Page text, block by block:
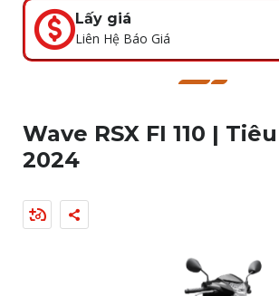
Lấy giá
Liên Hệ Báo Giá
Wave RSX FI 110 |
2024